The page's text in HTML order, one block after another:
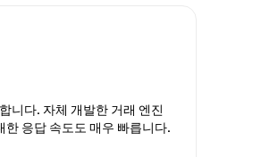
니다. 자체 개발한 거래 엔진
한 응답 속도도 매우 빠릅니다.